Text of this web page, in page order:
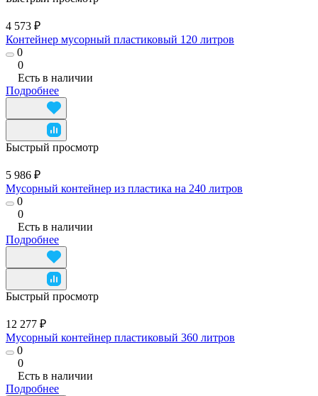
4 573 ₽
Контейнер мусорный пластиковый 120 литров
0
0
Есть в наличии
Подробнее
Быстрый просмотр
5 986 ₽
Мусорный контейнер из пластика на 240 литров
0
0
Есть в наличии
Подробнее
Быстрый просмотр
12 277 ₽
Мусорный контейнер пластиковый 360 литров
0
0
Есть в наличии
Подробнее